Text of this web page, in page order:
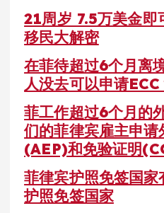
21周岁 7.5万美金即
移民大解密
在菲待超过6个月离
人没去可以申请ECC
菲工作超过6个月的
们的菲律宾雇主申
(AEP)和免验证明
菲律宾护照免签国家
护照免签国家